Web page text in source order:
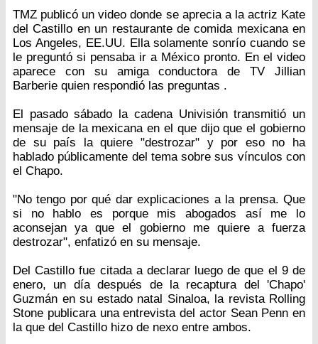
TMZ publicó un video donde se aprecia a la actriz Kate
del Castillo en un restaurante de comida mexicana en
Los Angeles, EE.UU. Ella solamente sonrío cuando se
le preguntó si pensaba ir a México pronto. En el video
aparece con su amiga conductora de TV Jillian
Barberie quien respondió las preguntas .
El pasado sábado la cadena Univisión transmitió un
mensaje de la mexicana en el que dijo que el gobierno
de su país la quiere "destrozar" y por eso no ha
hablado públicamente del tema sobre sus vínculos con
el Chapo.
"No tengo por qué dar explicaciones a la prensa. Que
si no hablo es porque mis abogados así me lo
aconsejan ya que el gobierno me quiere a fuerza
destrozar", enfatizó en su mensaje.
Del Castillo fue citada a declarar luego de que el 9 de
enero, un día después de la recaptura del 'Chapo'
Guzmán en su estado natal Sinaloa, la revista Rolling
Stone publicara una entrevista del actor Sean Penn en
la que del Castillo hizo de nexo entre ambos.